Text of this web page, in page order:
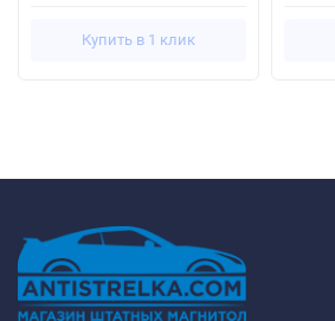
Купить в 1 клик